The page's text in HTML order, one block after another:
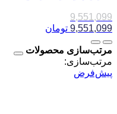
9,551,099
9,551,099 تومان
مرتب‌سازی محصولات
مرتب‌سازی:
پیش‌فرض